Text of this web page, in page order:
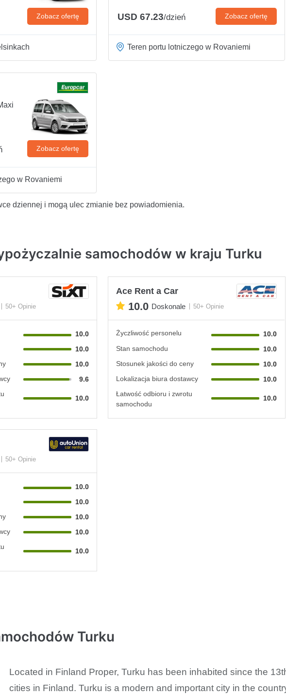
Zobacz ofertę USD 67.23/dzień Zobacz ofertę
Teren portu lotniczego w Rovaniemi
Zobacz ofertę
w Rovaniemi
dziennej i mogą ulec zmianie bez powiadomienia.
samochodów w kraju Turku
50+ Opinie
10.0
10.0
10.0
9.6
10.0
Ace Rent a Car
10.0 Doskonale 50+ Opinie
Życzliwość personelu
10.0
Stan samochodu
10.0
Stosunek jakości do ceny
10.0
Lokalizacja biura dostawcy
10.0
Łatwość odbioru i zwrotu
samochodu
10.0
50+ Opinie
10.0
10.0
10.0
10.0
10.0
Turku
Located in Finland Proper, Turku has been inhabited since the
cities in Finland. Turku is a modern and important city in the